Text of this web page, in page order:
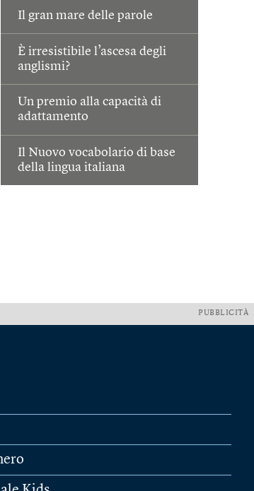
Il gran mare delle parole
È irresistibile l’ascesa degli
anglismi?
Un premio alla capacità di
adattamento
Il Nuovo vocabolario di base
della lingua italiana
PUBBLICITÀ